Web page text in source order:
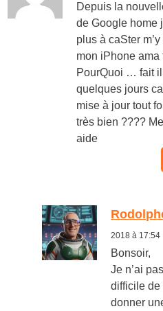
Depuis la
de Google home
plus à caSter
mon iPhone
PourQuoi … fait
quelques jours
mise à jour tout
très bien ????
aide
2018 à 17:54
Bonsoir,
Je n’ai
difficile de
donner